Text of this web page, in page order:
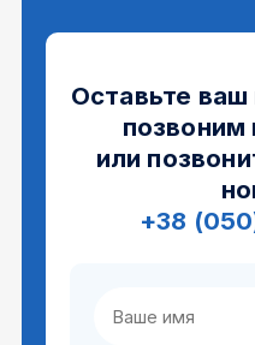
Оставьте
позвоним
или
+38